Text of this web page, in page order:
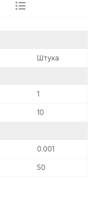
Штука
1
10
0.001
50